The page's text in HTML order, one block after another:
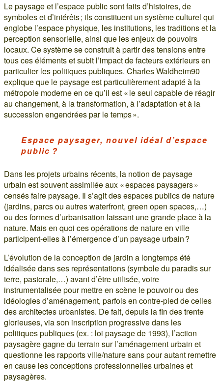
Le paysage et l’espace public sont faits d’histoires, de
symboles et d’intérêts ; ils constituent un système culturel qui
englobe l’espace physique, les institutions, les traditions et la
perception sensorielle, ainsi que les enjeux de pouvoirs
locaux. Ce système se construit à partir des tensions entre
tous ces éléments et subit l’impact de facteurs extérieurs en
particulier les politiques publiques. Charles Waldheim90
explique que le paysage est particulièrement adapté à la
métropole moderne en ce qu’il est « le seul capable de réagir
au changement, à la transformation, à l’adaptation et à la
succession engendrées par le temps ».
Espace paysager, nouvel idéal d’espace
public ?
Dans les projets urbains récents, la notion de paysage
urbain est souvent assimilée aux « espaces paysagers »
censés faire paysage. Il s’agit des espaces publics de nature
(jardins, parcs ou autres waterfront, green open spaces,…)
ou des formes d’urbanisation laissant une grande place à la
nature. Mais en quoi ces opérations de nature en ville
participent-elles à l’émergence d’un paysage urbain ?
L’évolution de la conception de jardin a longtemps été
idéalisée dans ses représentations (symbole du paradis sur
terre, pastorale,…) avant d’être utilisée, voire
instrumentalisée pour mettre en scène le pouvoir ou des
idéologies d’aménagement, parfois en contre-pied de celles
des architectes urbanistes. De fait, depuis la fin des trente
glorieuses, via son inscription progressive dans les
politiques publiques (ex. : loi paysage de 1993), l’action
paysagère gagne du terrain sur l’aménagement urbain et
questionne les rapports ville/nature sans pour autant remettre
en cause les conceptions professionnelles urbaines et
paysagères.